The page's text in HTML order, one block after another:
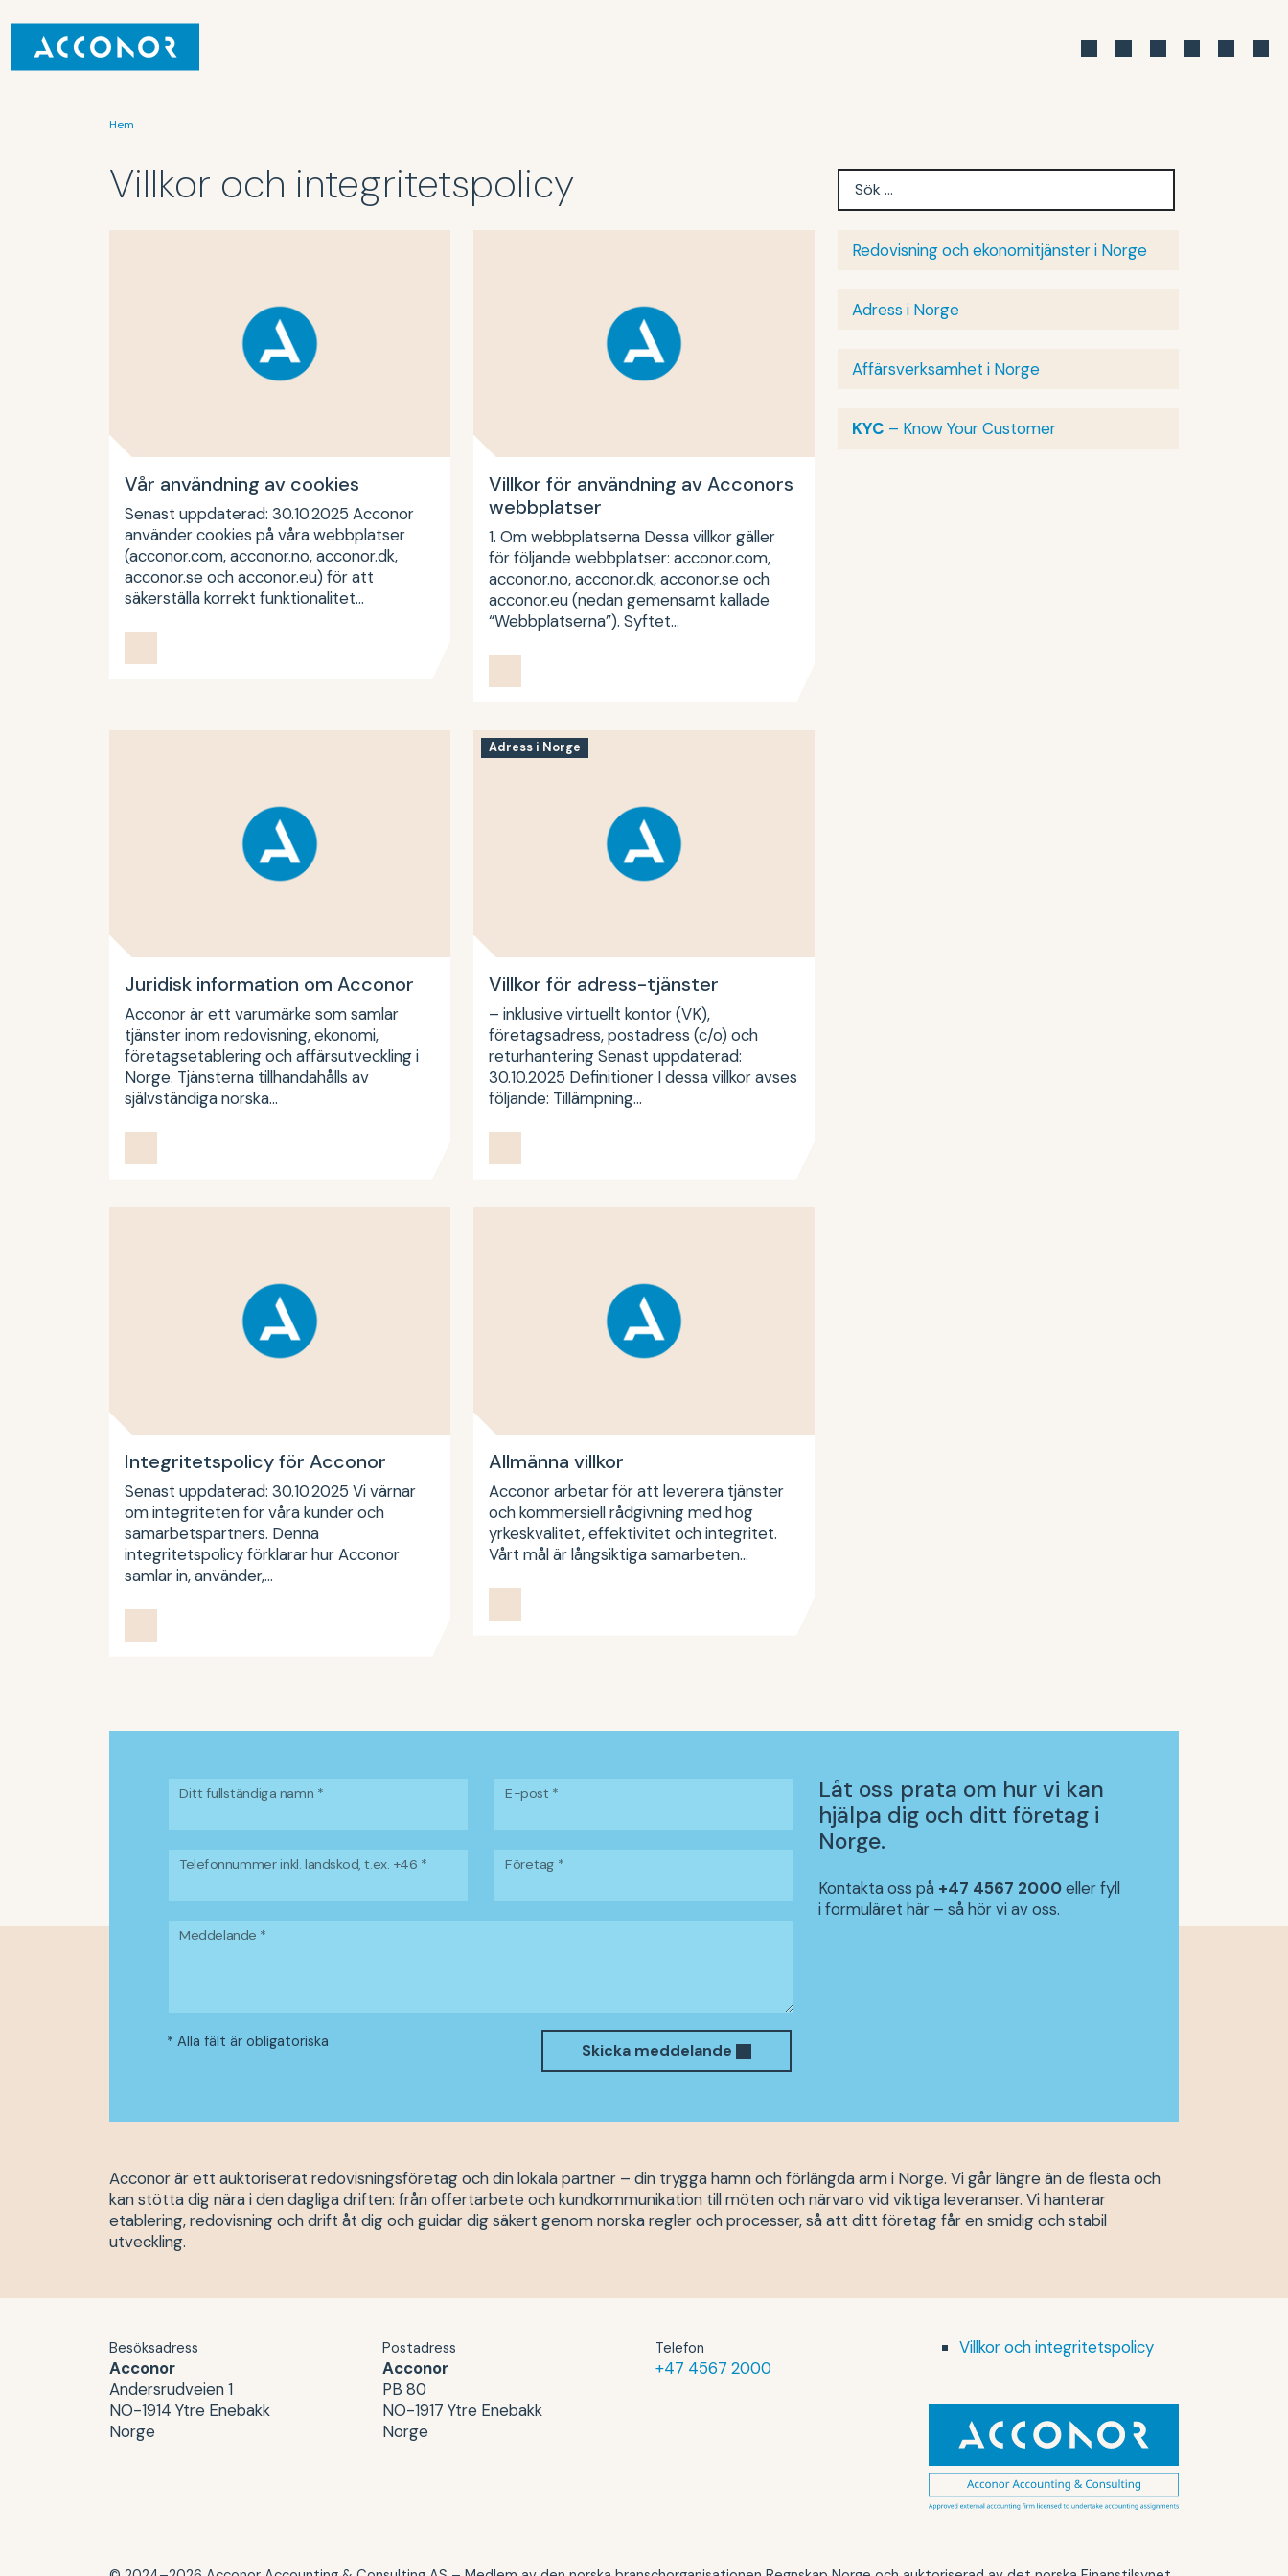
Hem
Villkor och integritetspolicy
Vår användning av cookies
Senast uppdaterad: 30.10.2025 Acconor
använder cookies på våra webbplatser
(acconor.com, acconor.no, acconor.dk,
acconor.se och acconor.eu) för att
säkerställa korrekt funktionalitet…
Villkor för användning av Acconors
webbplatser
1. Om webbplatserna Dessa villkor gäller
för följande webbplatser: acconor.com,
acconor.no, acconor.dk, acconor.se och
acconor.eu (nedan gemensamt kallade
“Webbplatserna”). Syftet…
Juridisk information om Acconor
Acconor är ett varumärke som samlar
tjänster inom redovisning, ekonomi,
företagsetablering och affärsutveckling i
Norge. Tjänsterna tillhandahålls av
självständiga norska…
Villkor för adress-tjänster
– inklusive virtuellt kontor (VK),
företagsadress, postadress (c/o) och
returhantering Senast uppdaterad:
30.10.2025 Definitioner I dessa villkor avses
följande: Tillämpning…
Adress i Norge
Integritetspolicy för Acconor
Senast uppdaterad: 30.10.2025 Vi värnar
om integriteten för våra kunder och
samarbetspartners. Denna
integritetspolicy förklarar hur Acconor
samlar in, använder,…
Allmänna villkor
Acconor arbetar för att leverera tjänster
och kommersiell rådgivning med hög
yrkeskvalitet, effektivitet och integritet.
Vårt mål är långsiktiga samarbeten…
Redovisning och ekonomitjänster i Norge
Adress i Norge
Affärsverksamhet i Norge
KYC – Know Your Customer
Låt oss prata om hur vi kan
hjälpa dig och ditt företag i
Norge.
Kontakta oss på +47 4567 2000eller fyll
i formuläret här – så hör vi av oss.
Ditt fullständiga namn * E-post *
Telefonnummer inkl. landskod, t.ex. +46 * Företag *
Meddelande *
* Alla fält är obligatoriska Skicka meddelande
Acconor är ett auktoriserat redovisningsföretag och din lokala partner – din trygga hamn och förlängda arm i Norge. Vi går längre än de flesta och
kan stötta dig nära i den dagliga driften: från offertarbete och kundkommunikation till möten och närvaro vid viktiga leveranser. Vi hanterar
etablering, redovisning och drift åt dig och guidar dig säkert genom norska regler och processer, så att ditt företag får en smidig och stabil
utveckling.
Besöksadress
Acconor
Andersrudveien 1
NO-1914 Ytre Enebakk
Norge
Postadress
Acconor
PB 80
NO-1917 Ytre Enebakk
Norge
Telefon
+47 4567 2000
Villkor och integritetspolicy